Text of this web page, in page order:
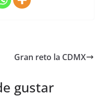
Gran reto la CDMX
gustar